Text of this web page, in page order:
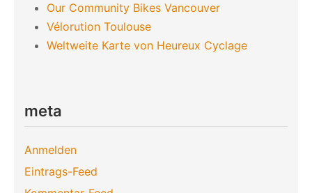
Our Community Bikes Vancouver
Vélorution Toulouse
Weltweite Karte von Heureux Cyclage
meta
Anmelden
Eintrags-Feed